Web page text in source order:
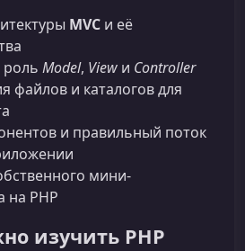
MVC и её
роль Model, View и Controller
файлов и каталогов для
и правильный поток
мини-
на PHP
изучить PHP